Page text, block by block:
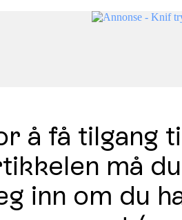
å få tilgang
må
inn om du